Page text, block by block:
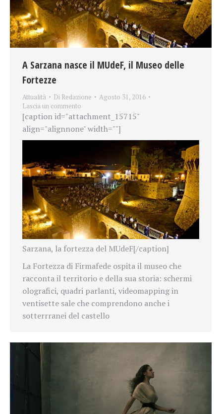
A Sarzana nasce il MUdeF, il Museo delle
Fortezze
Attualità Di Redazione
Agosto 31, 2016
Lascia un commento
[caption id="attachment_15715"
align="alignnone" width=""]
Sarzana, la fortezza del MUdeF[/caption]
La Fortezza di Firmafede ospita il museo che
racconta il territorio e della sua storia: schermi
olografici, quadri parlanti, videomapping in
ventisette sale che comprendono anche i
sotterrranei del castello